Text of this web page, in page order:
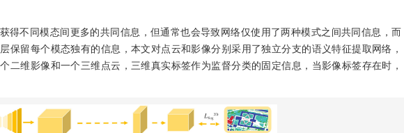
得不同模态间更多的共同信息，但通常也会导致网络仅使用了两种模式之间共同信息，而
保留每个模态独有的信息，本文对点云和影像分别采用了独立分支的语义特征提取网络，
二维影像和一个三维点云，三维真实标签作为监督分类的固定信息，当影像标签存在时，